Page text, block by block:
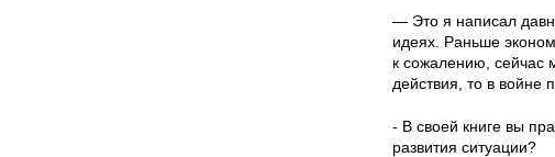
— Это я написал
идеях. Раньше
к сожалению, сейчас
действия, то в войне
- В своей книге вы
развития ситуации?